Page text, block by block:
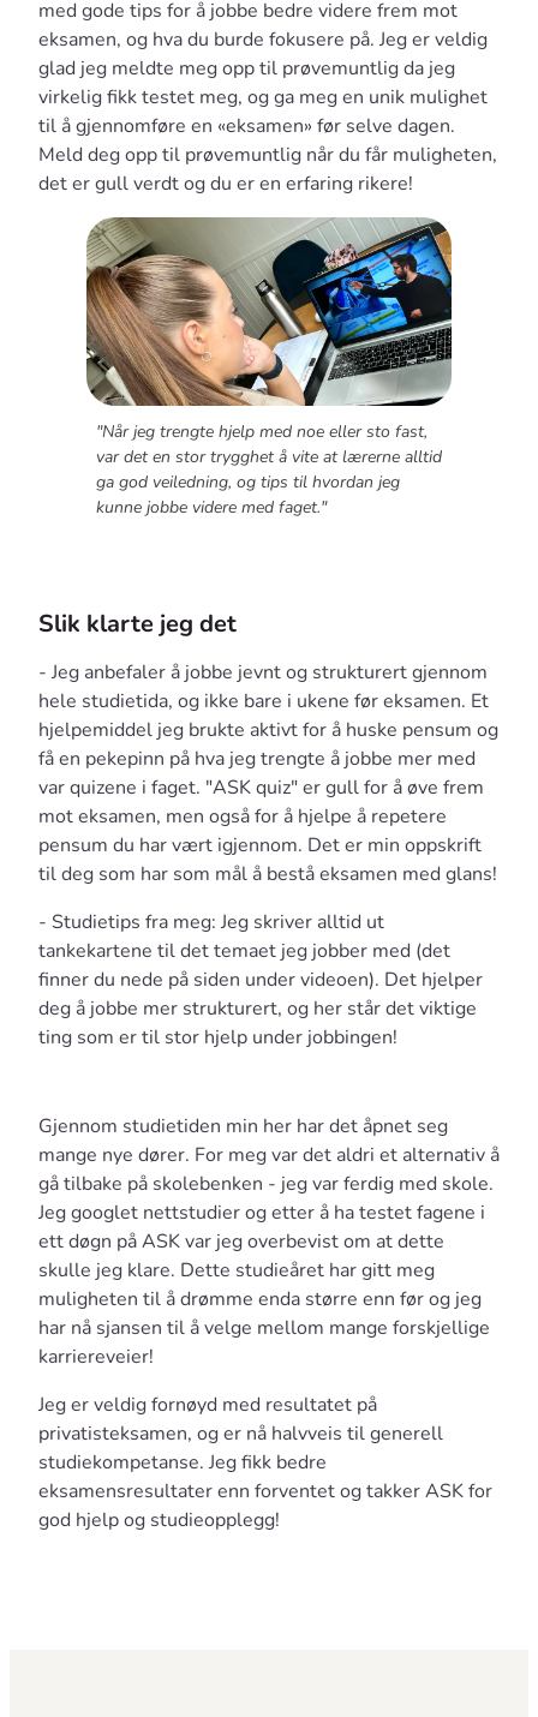
med gode tips for å jobbe bedre videre frem mot
eksamen, og hva du burde fokusere på. Jeg er veldig
glad jeg meldte meg opp til prøvemuntlig da jeg
virkelig fikk testet meg, og ga meg en unik mulighet
til å gjennomføre en «eksamen» før selve dagen.
Meld deg opp til prøvemuntlig når du får muligheten,
det er gull verdt og du er en erfaring rikere!
"Når jeg trengte hjelp med noe eller sto fast,
var det en stor trygghet å vite at lærerne alltid
ga god veiledning, og tips til hvordan jeg
kunne jobbe videre med faget."
Slik klarte jeg det
- Jeg anbefaler å jobbe jevnt og strukturert gjennom
hele studietida, og ikke bare i ukene før eksamen. Et
hjelpemiddel jeg brukte aktivt for å huske pensum og
få en pekepinn på hva jeg trengte å jobbe mer med
var quizene i faget. "ASK quiz" er gull for å øve frem
mot eksamen, men også for å hjelpe å repetere
pensum du har vært igjennom. Det er min oppskrift
til deg som har som mål å bestå eksamen med glans!
- Studietips fra meg: Jeg skriver alltid ut
tankekartene til det temaet jeg jobber med (det
finner du nede på siden under videoen). Det hjelper
deg å jobbe mer strukturert, og her står det viktige
ting som er til stor hjelp under jobbingen!
Gjennom studietiden min her har det åpnet seg
mange nye dører. For meg var det aldri et alternativ å
gå tilbake på skolebenken - jeg var ferdig med skole.
Jeg googlet nettstudier og etter å ha testet fagene i
ett døgn på ASK var jeg overbevist om at dette
skulle jeg klare. Dette studieåret har gitt meg
muligheten til å drømme enda større enn før og jeg
har nå sjansen til å velge mellom mange forskjellige
karriereveier!
Jeg er veldig fornøyd med resultatet på
privatisteksamen, og er nå halvveis til generell
studiekompetanse. Jeg fikk bedre
eksamensresultater enn forventet og takker ASK for
god hjelp og studieopplegg!